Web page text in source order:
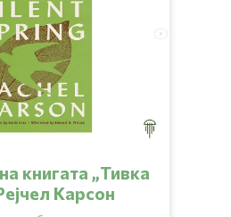
и инспирација од нив за
еколошки навики.
книгата „Тивка
Карсон